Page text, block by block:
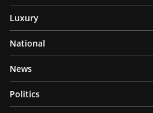
Luxury
National
News
Politics